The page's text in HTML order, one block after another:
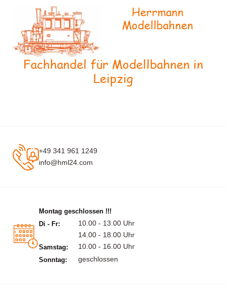
Herrmann
Modellbahnen
Fachhandel für Modellbahnen in
Leipzig
+49 341 961 1249
info@hml24.com
Montag geschlossen !!!
Di - Fr:
10.00 - 13.00 Uhr
14.00 - 18.00 Uhr
Samstag: 10.00 - 16.00 Uhr
Sonntag: geschlossen